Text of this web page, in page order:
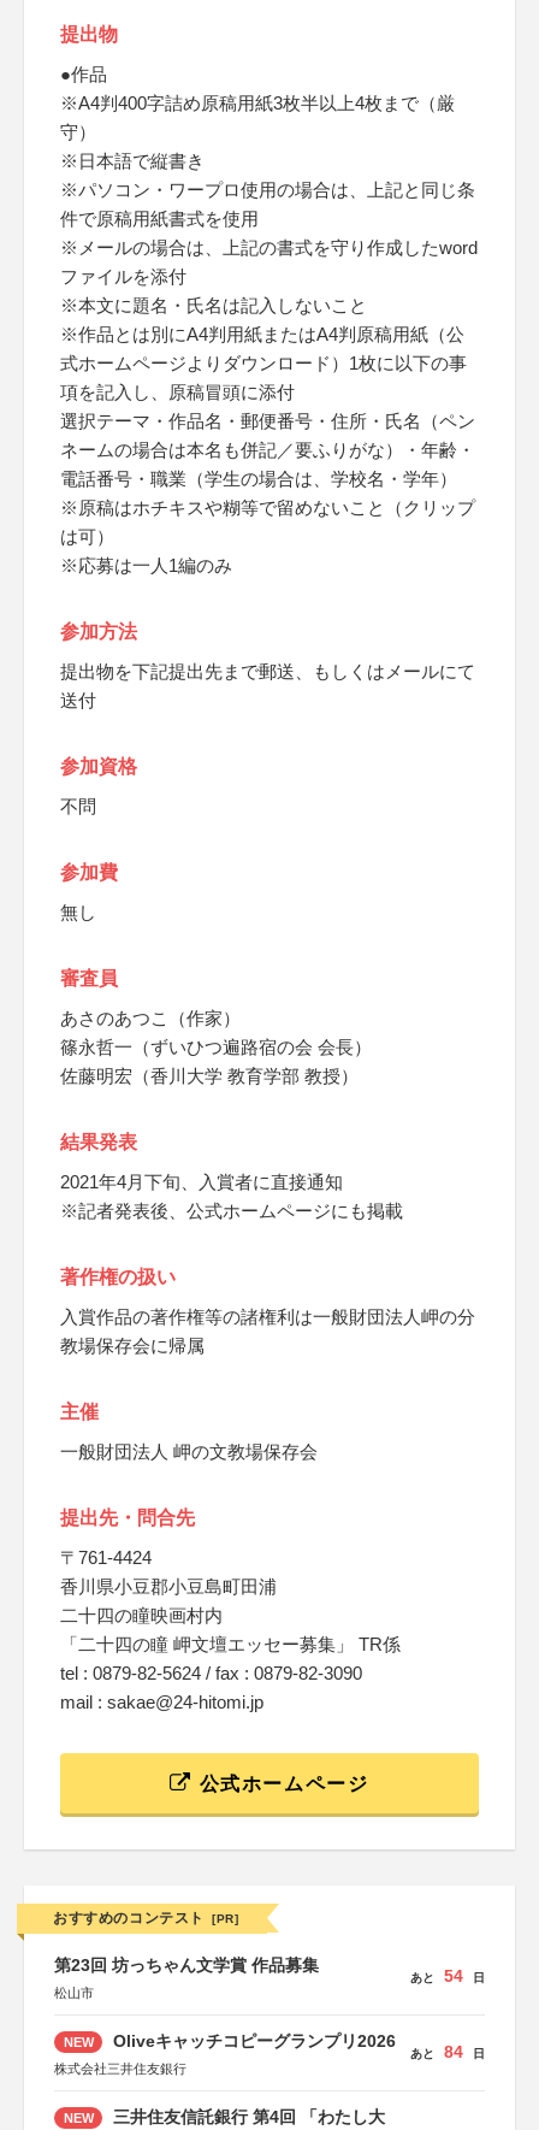
提出物
●作品
※A4判400字詰め原稿用紙3枚半以上4枚まで（厳
守）
※日本語で縦書き
※パソコン・ワープロ使用の場合は、上記と同じ条
件で原稿用紙書式を使用
※メールの場合は、上記の書式を守り作成したword
ファイルを添付
※本文に題名・氏名は記入しないこと
※作品とは別にA4判用紙またはA4判原稿用紙（公
式ホームページよりダウンロード）1枚に以下の事
項を記入し、原稿冒頭に添付
選択テーマ・作品名・郵便番号・住所・氏名（ペン
ネームの場合は本名も併記／要ふりがな）・年齢・
電話番号・職業（学生の場合は、学校名・学年）
※原稿はホチキスや糊等で留めないこと（クリップ
は可）
※応募は一人1編のみ
参加方法
提出物を下記提出先まで郵送、もしくはメールにて
送付
参加資格
不問
参加費
無し
審査員
あさのあつこ（作家）
篠永哲一（ずいひつ遍路宿の会 会長）
佐藤明宏（香川大学 教育学部 教授）
結果発表
2021年4月下旬、入賞者に直接通知
※記者発表後、公式ホームページにも掲載
著作権の扱い
入賞作品の著作権等の諸権利は一般財団法人岬の分
教場保存会に帰属
主催
一般財団法人 岬の文教場保存会
提出先・問合先
〒761-4424
香川県小豆郡小豆島町田浦
二十四の瞳映画村内
「二十四の瞳 岬文壇エッセー募集」 TR係
tel : 0879-82-5624 / fax : 0879-82-3090
mail : sakae@24-hitomi.jp
公式ホームページ
おすすめのコンテスト [PR]
第23回 坊っちゃん文学賞 作品募集
松山市
あと 54 日
NEW Oliveキャッチコピーグランプリ2026
株式会社三井住友銀行
あと 84 日
NEW 三井住友信託銀行 第4回 「わたし大